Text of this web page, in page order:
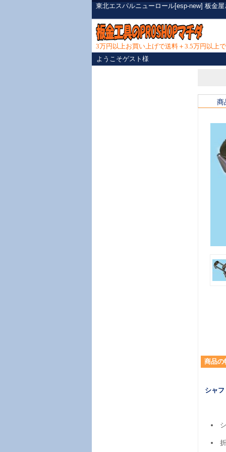
東北エスパルニューロール[esp-new] 板金
3万円以上お買い上げで送料＋3.5万円以上
ようこそゲスト様
商
商品の
シャ